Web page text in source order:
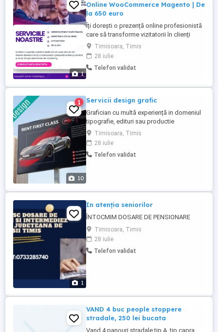
1
Online WooCommerce Magento | De
la 650 euro
Îți dorești o prezență online profesionistă
care să transforme vizitatorii în clienți
fideli? Cu AOM World Marketing,
construim site-uri rapide, elegante și
optimizate pentru vânzări, direct adaptate
pentru telefoanele mobile și conforme
PREȚURI Website Prezentare WordPress
Timisoara, Timis
28 iulie
Telefon validat
10
1 Servicii design grafic
Grafician cu multă experiență in domeniul
tipografie, edituri sau productie
publicitara, realizez orice lucrări de design
grafic: logo, banner, flyer, pliant, carte de
vizita, invitatie, card, coală antet, brosură,
catalog de produse, revistă, meniu, mapă
Timisoara, Timis
28 iulie
Telefon validat
1
In atenția seniorilor
ÎNTOCMIM DOSARE DE PENSIONARE
Timisoara, Timis
28 iulie
Telefon validat
VAND 4 buc people stoppere
stradale, 250 lei bucata
Vand 4 panouri stradale tip A, tip capra,